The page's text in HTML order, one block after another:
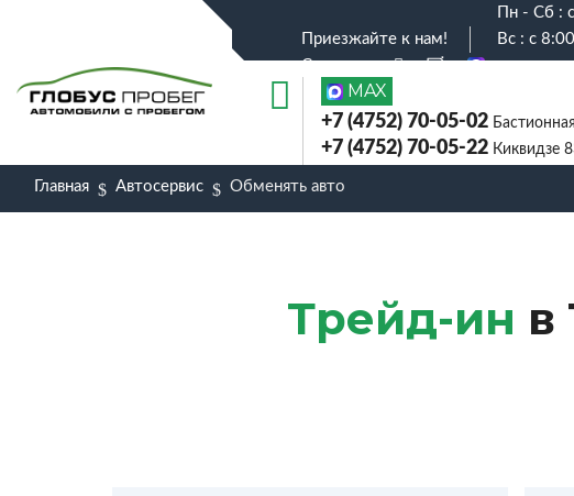
Приезжайте к нам!
Пн - Сб :
Вс : с
Соц.сети :
MAX
+7 (4752) 70-05-02
+7 (4752) 70-05-22 Киквидзе
Главная Автосервис Обменять авто
Трейд-ин в